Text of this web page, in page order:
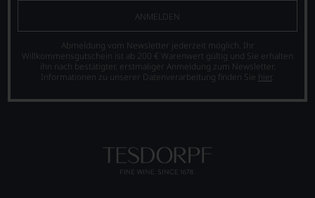
ANMELDEN
Abmeldung vom Newsletter jederzeit möglich. Ihr
Willkommensgutschein ist ab 200 € Warenwert gültig und Sie erhalten
ihn nach bestätigter, erstmaliger Anmeldung zum Newsletter.
Informationen zu unserer Datenverarbeitung finden Sie hier.